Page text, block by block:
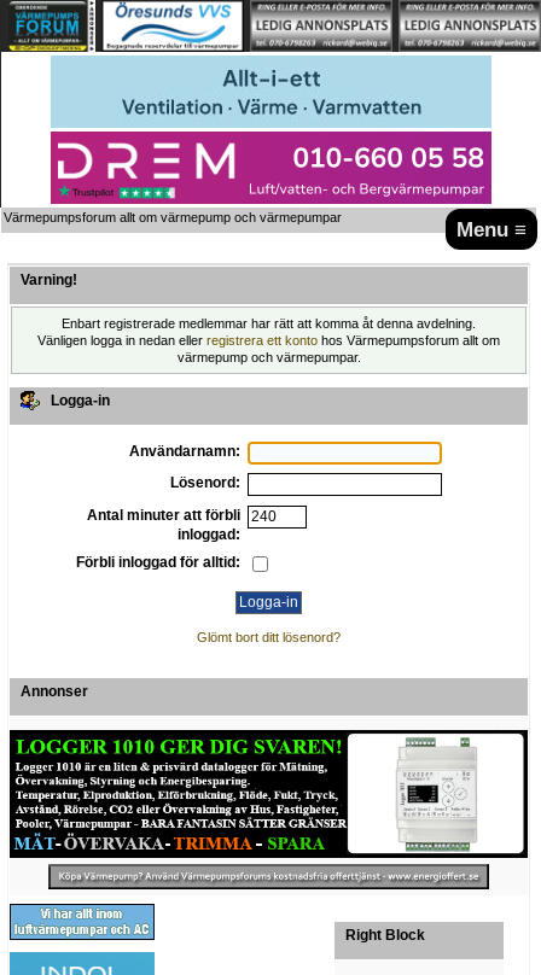
Menu ≡
Värmepumpsforum allt om värmepump och värmepumpar
Varning!
Enbart registrerade medlemmar har rätt att komma åt denna avdelning.
Vänligen logga in nedan eller registrera ett konto hos Värmepumpsforum allt om
värmepump och värmepumpar.
Logga-in
Användarnamn:
Lösenord:
Antal minuter att förbli
inloggad:
Förbli inloggad för alltid:
Glömt bort ditt lösenord?
Annonser
Right Block